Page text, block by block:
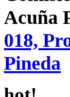
018,
Pineda